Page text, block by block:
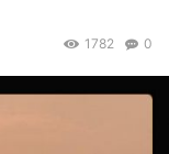
0
1782